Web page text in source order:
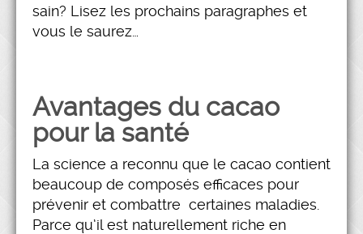
sain? Lisez les prochains paragraphes et
vous le saurez…
Avantages du cacao
pour la santé
La science a reconnu que le cacao contient
beaucoup de composés efficaces pour
prévenir et combattre certaines maladies.
Parce qu’il est naturellement riche en